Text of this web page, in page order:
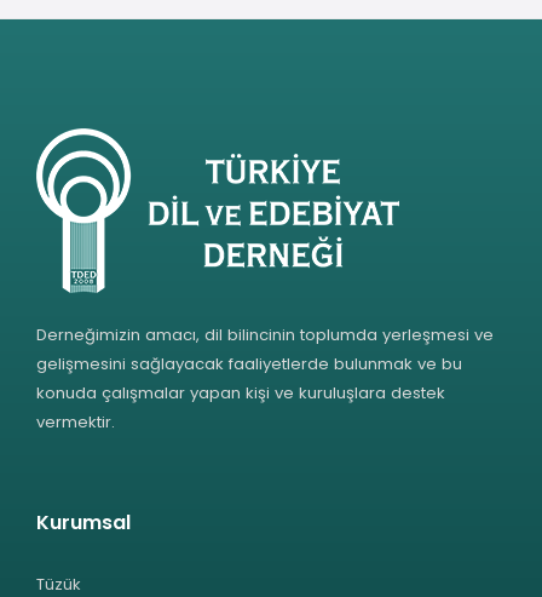
Derneğimizin amacı, dil bilincinin toplumda yerleşmesi ve
gelişmesini sağlayacak faaliyetlerde bulunmak ve bu
konuda çalışmalar yapan kişi ve kuruluşlara destek
vermektir.
Kurumsal
Tüzük